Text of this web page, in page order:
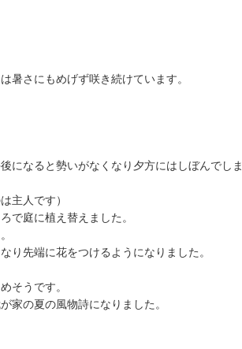
暑さにもめげず咲き続けています。
になると勢いがなくなり夕方にはしぼんでしま
主人です）
で庭に植え替えました。
り先端に花をつけるようになりました。
そうです。
家の夏の風物詩になりました。